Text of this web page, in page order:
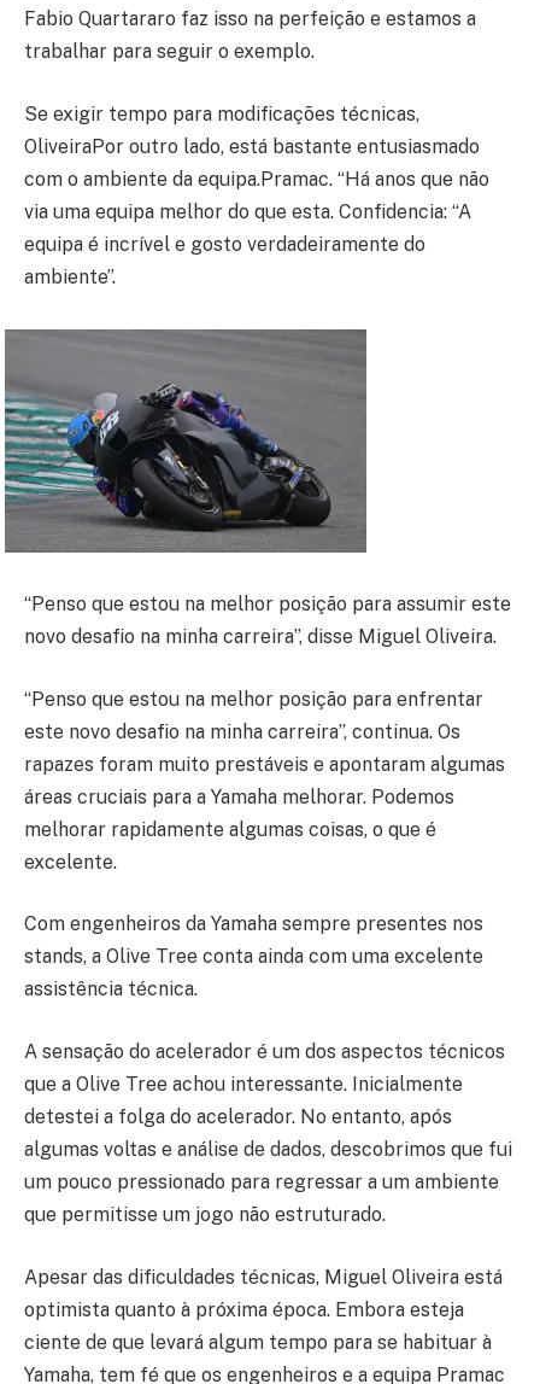
Fabio Quartararo faz isso na perfeição e estamos a
trabalhar para seguir o exemplo.
Se exigir tempo para modificações técnicas,
OliveiraPor outro lado, está bastante entusiasmado
com o ambiente da equipa.Pramac. “Há anos que não
via uma equipa melhor do que esta. Confidencia: “A
equipa é incrível e gosto verdadeiramente do
ambiente”.
“Penso que estou na melhor posição para assumir este
novo desafio na minha carreira”, disse Miguel Oliveira.
“Penso que estou na melhor posição para enfrentar
este novo desafio na minha carreira”, continua. Os
rapazes foram muito prestáveis ​​e apontaram algumas
áreas cruciais para a Yamaha melhorar. Podemos
melhorar rapidamente algumas coisas, o que é
excelente.
Com engenheiros da Yamaha sempre presentes nos
stands, a Olive Tree conta ainda com uma excelente
assistência técnica.
A sensação do acelerador é um dos aspectos técnicos
que a Olive Tree achou interessante. Inicialmente
detestei a folga do acelerador. No entanto, após
algumas voltas e análise de dados, descobrimos que fui
um pouco pressionado para regressar a um ambiente
que permitisse um jogo não estruturado.
Apesar das dificuldades técnicas, Miguel Oliveira está
optimista quanto à próxima época. Embora esteja
ciente de que levará algum tempo para se habituar à
Yamaha, tem fé que os engenheiros e a equipa Pramac